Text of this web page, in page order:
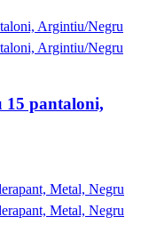
15 pantaloni,